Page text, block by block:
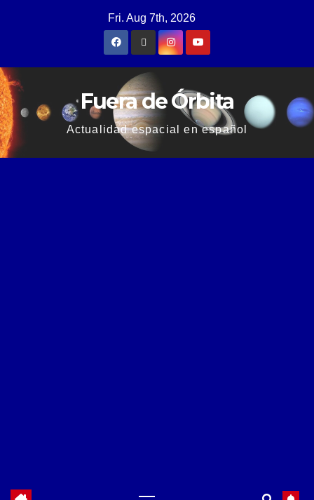
Fri. Aug 7th, 2026
Fuera de Órbita
Actualidad espacial en español